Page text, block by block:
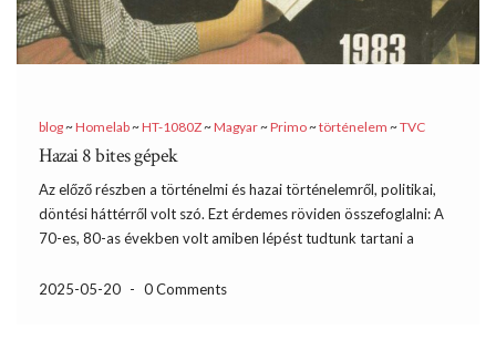
blog~Homelab~HT-1080Z~Magyar~Primo~történelem ~TVC
Hazai 8 bites gépek
Az előző részben a történelmi és hazai történelemről, politikai,
döntési háttérről volt szó. Ezt érdemes röviden összefoglalni: A
70-es, 80-as években volt amiben lépést tudtunk tartani a
egyik fő oka a felülről vezérelt tervgazdaság volt. Sajnos […]
2025-05-20 - 0 Comments